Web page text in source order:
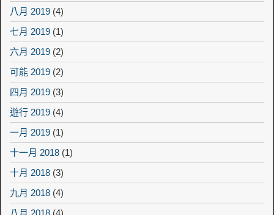
八月 2019 (4)
七月 2019 (1)
六月 2019 (2)
可能 2019 (2)
四月 2019 (3)
遊行 2019 (4)
一月 2019 (1)
十一月 2018 (1)
十月 2018 (3)
九月 2018 (4)